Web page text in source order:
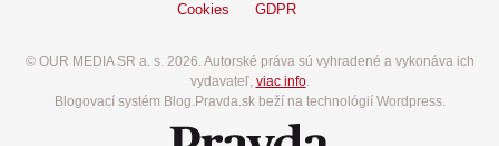
Cookies GDPR
© OUR MEDIA SR a. s. 2026. Autorské práva sú vyhradené a vykonáva ich
vydavateľ, viac info.
Blogovací systém Blog.Pravda.sk beží na technológií Wordpress.